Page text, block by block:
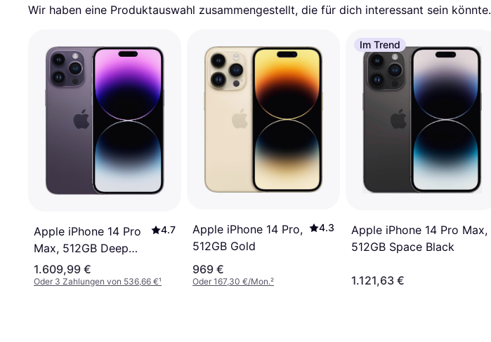
Wir haben eine Produktauswahl zusammengestellt, die für dich interessant sein könnte.
Apple iPhone 14 Pro
Max, 512GB Deep
Purple
4.7
1.609,99 €
Oder 3 Zahlungen von 536,66 €¹
Apple iPhone 14 Pro,
512GB Gold
4.3
969 €
Oder 167,30 €/Mon.²
Im Trend
Apple iPhone 14 Pro Max,
512GB Space Black
1.121,63 €